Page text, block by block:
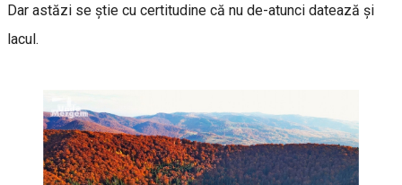
Dar astăzi se știe cu certitudine că nu de-atunci datează și
lacul.